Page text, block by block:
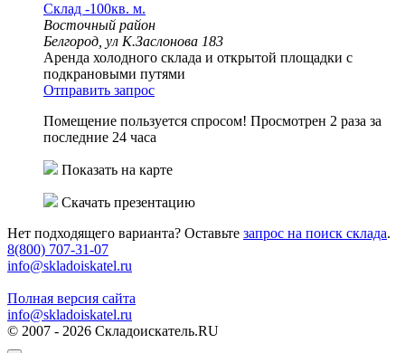
Склад -100кв. м.
Восточный район
Белгород, ул К.Заслонова 183
Аренда холодного склада и открытой площадки с
подкрановыми путями
Отправить запрос
Помещение пользуется спросом! Просмотрен 2 раза за
последние 24 часа
Показать на карте
Скачать презентацию
Нет подходящего варианта? Оставьте запрос на поиск склада.
8(800) 707-31-07
info@skladoiskatel.ru
Полная версия сайта
info@skladoiskatel.ru
© 2007 - 2026 Складоискатель.RU